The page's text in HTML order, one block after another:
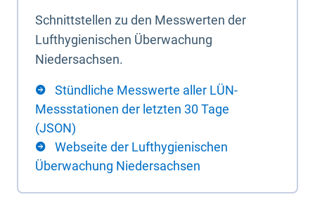
Schnittstellen zu den Messwerten der
Lufthygienischen Überwachung
Niedersachsen.
Stündliche Messwerte aller LÜN-
Messstationen der letzten 30 Tage
(JSON)
Webseite der Lufthygienischen
Überwachung Niedersachsen